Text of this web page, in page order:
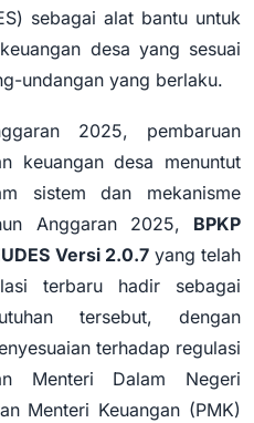
sebagai alat bantu untuk
desa yang sesuai
undangan yang berlaku.
2025, pembaruan
keuangan desa menuntut
sistem dan mekanisme
Anggaran 2025, BPKP
Versi 2.0.7yang telah
terbaru hadir sebagai
tersebut, dengan
terhadap regulasi
Menteri Dalam Negeri
Menteri Keuangan (PMK)